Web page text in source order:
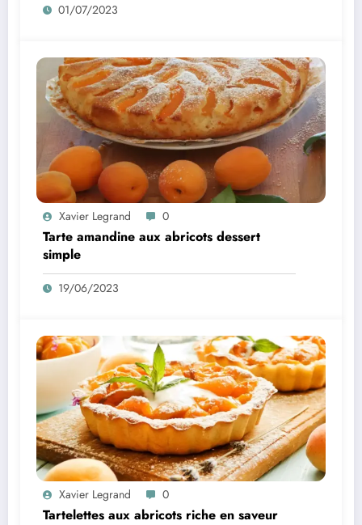
01/07/2023
Xavier Legrand 0
Tarte amandine aux abricots dessert
simple
19/06/2023
Xavier Legrand 0
Tartelettes aux abricots riche en saveur